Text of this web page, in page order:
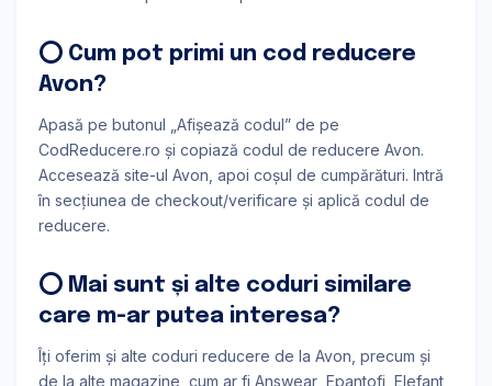
⭕ Cum pot primi un cod reducere
Avon?
Apasă pe butonul „Afișează codul” de pe
CodReducere.ro și copiază codul de reducere Avon.
Accesează site-ul Avon, apoi coșul de cumpărături. Intră
în secțiunea de checkout/verificare și aplică codul de
reducere.
⭕ Mai sunt și alte coduri similare
care m-ar putea interesa?
Îți oferim și alte coduri reducere de la Avon, precum și
de la alte magazine, cum ar fi Answear Epantofi Elefant